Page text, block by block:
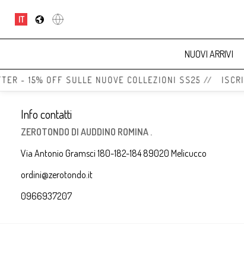
IT
NUOVI ARRIVI
- 15% OFF SULLE NUOVE COLLEZIONI SS25 //
Info contatti
ZEROTONDO DI AUDDINO ROMINA .
Via Antonio Gramsci 180-182-184 89020 Melicucco
ordini@zerotondo.it
0966937207